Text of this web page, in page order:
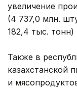
увеличение
(4 737,0 млн.
182,4 тыс. тонн)
Также в
казахстанской
и